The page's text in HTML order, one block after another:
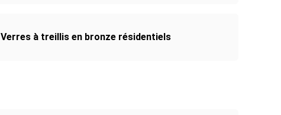
Verres à treillis en bronze résidentiels